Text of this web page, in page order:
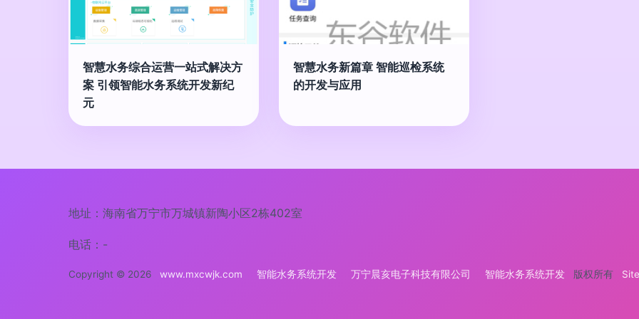
智慧水务综合运营一站式解决方
案 引领智能水务系统开发新纪
元
智慧水务新篇章 智能巡检系统
的开发与应用
地址：海南省万宁市万城镇新陶小区2栋402室
电话：-
Copyright © 2026 www.mxcwjk.com 智能水务系统开发 万宁晨亥电子科技有限公司 智能水务系统开发 版权所有